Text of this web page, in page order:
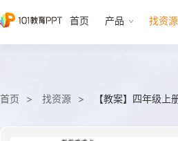
首页 产品 找资源
首页 找资源 【教案】四年级